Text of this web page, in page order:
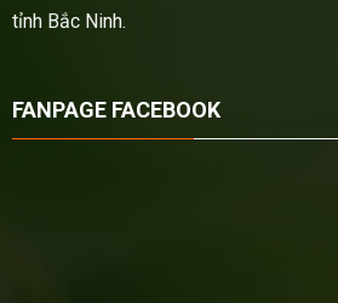
tỉnh Bắc Ninh.
FANPAGE FACEBOOK